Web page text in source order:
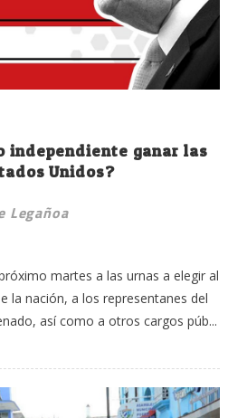
independiente ganar las
Unidos?
Legañoa
martes a las urnas a elegir al
la nación, a los representanes del
así como a otros cargos púb...